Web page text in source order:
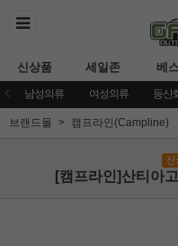
신상품 세일존 베
남성의류 여성의류 등산
브랜드몰 캠프라인(Campline)
[캠프라인]산티아